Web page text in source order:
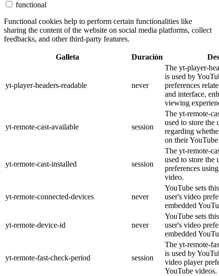
functional
Functional cookies help to perform certain functionalities like
sharing the content of the website on social media platforms, collect
feedbacks, and other third-party features.
Galleta Duración
yt-player-headers-readable never
The yt-player-
is used by
preferences
and interface,
viewing
yt-remote-cast-available session
The yt-remote-
used to store the
regarding
on their
yt-remote-cast-installed session
The yt-remote-
used to store the
preferences
video.
yt-remote-connected-devices never
YouTube sets
user's video
embedded
yt-remote-device-id never
YouTube sets
user's video
embedded
yt-remote-fast-check-period session
The yt-remote-
is used by
video player
YouTube videos.